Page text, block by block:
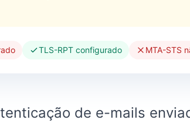
TLS-RPT configurado MTA-STS
de e-mails